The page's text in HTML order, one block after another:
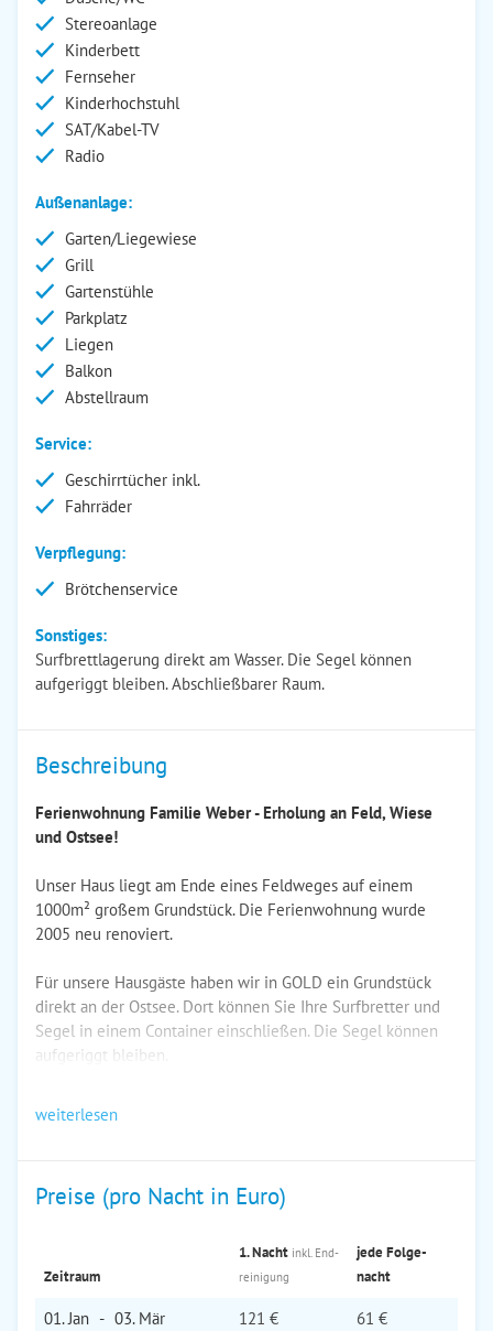
Stereoanlage
Kinderbett
Fernseher
Kinderhochstuhl
SAT/Kabel-TV
Radio
Außenanlage:
Garten/Liegewiese
Grill
Gartenstühle
Parkplatz
Liegen
Balkon
Abstellraum
Service:
Geschirrtücher inkl.
Fahrräder
Verpflegung:
Brötchenservice
Sonstiges:
Surfbrettlagerung direkt am Wasser. Die Segel können
aufgeriggt bleiben. Abschließbarer Raum.
Beschreibung
Ferienwohnung Familie Weber - Erholung an Feld, Wiese
und Ostsee!
Unser Haus liegt am Ende eines Feldweges auf einem
1000m² großem Grundstück. Die Ferienwohnung wurde
2005 neu renoviert.
Für unsere Hausgäste haben wir in GOLD ein Grundstück
direkt an der Ostsee. Dort können Sie Ihre Surfbretter und
Segel in einem Container einschließen. Die Segel können
aufgeriggt bleiben.
weiterlesen
Preise (pro Nacht in Euro)
Zeitraum
1. Nacht inkl. End­
reinigung
jede Folge­
nacht
01. Jan - 03. Mär 121 €
61 €